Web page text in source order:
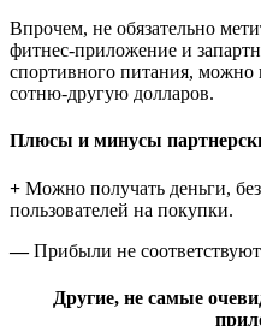
Впрочем, не обязательно
фитнес-приложение и
спортивного питания, можно
сотню-другую долларов.
Плюсы и минусы
+ Можно получать деньги,
пользователей на покупки.
—Прибыли не соответствуют
Другие, не самые